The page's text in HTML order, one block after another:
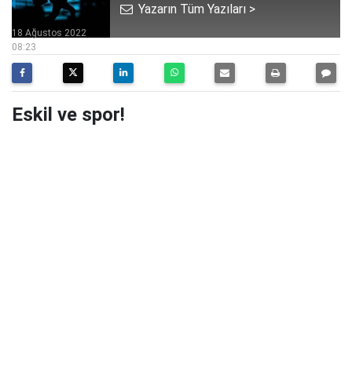
Yazarın Tüm Yazıları >
08:23
18 Ağustos 2022
Eskil ve spor!